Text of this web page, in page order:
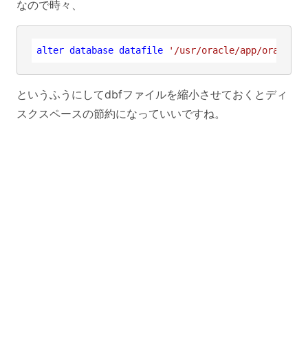
なので時々、
alter database datafile '/usr/oracle/app/
というふうにしてdbfファイルを縮小させておくとディ
スクスペースの節約になっていいですね。